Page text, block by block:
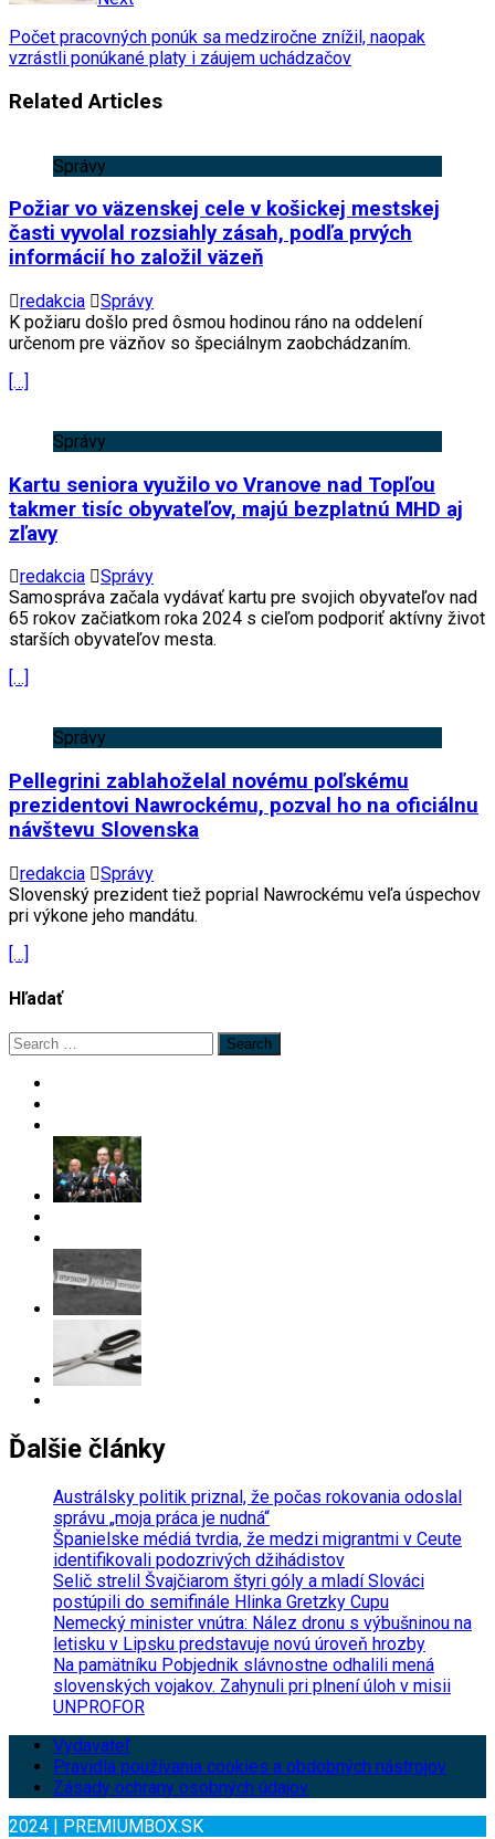
Počet pracovných ponúk sa medziročne znížil, naopak
vzrástli ponúkané platy i záujem uchádzačov
Related Articles
Správy
Požiar vo väzenskej cele v košickej mestskej
časti vyvolal rozsiahly zásah, podľa prvých
informácií ho založil väzeň
redakcia
Správy
K požiaru došlo pred ôsmou hodinou ráno na oddelení
určenom pre väzňov so špeciálnym zaobchádzaním.
[…]
Správy
Kartu seniora využilo vo Vranove nad Topľou
takmer tisíc obyvateľov, majú bezplatnú MHD aj
zľavy
redakcia
Správy
Samospráva začala vydávať kartu pre svojich obyvateľov nad
65 rokov začiatkom roka 2024 s cieľom podporiť aktívny život
starších obyvateľov mesta.
[…]
Správy
Pellegrini zablahoželal novému poľskému
prezidentovi Nawrockému, pozval ho na oficiálnu
návštevu Slovenska
redakcia
Správy
Slovenský prezident tiež poprial Nawrockému veľa úspechov
pri výkone jeho mandátu.
[…]
Hľadať
Search
Ďalšie články
Austrálsky politik priznal, že počas rokovania odoslal
správu „moja práca je nudná“
Španielske médiá tvrdia, že medzi migrantmi v Ceute
identifikovali podozrivých džihádistov
Selič strelil Švajčiarom štyri góly a mladí Slováci
postúpili do semifinále Hlinka Gretzky Cupu
Nemecký minister vnútra: Nález dronu s výbušninou na
letisku v Lipsku predstavuje novú úroveň hrozby
Na pamätníku Pobjednik slávnostne odhalili mená
slovenských vojakov. Zahynuli pri plnení úloh v misii
UNPROFOR
Vydavateľ
Pravidlá používania cookies a obdobných nástrojov
Zásady ochrany osobných údajov
2024 | PREMIUMBOX.SK